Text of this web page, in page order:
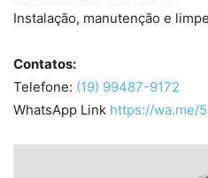
Instalação, manutenção e
Contatos:
Telefone: (19) 99487-9172
WhatsApp Link https://wa.me/